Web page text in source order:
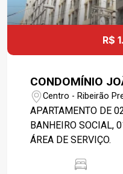
R$
CONDOMÍNIO
Centro - Ribeirão
APARTAMENTO DE
BANHEIRO SOCIAL,
ÁREA DE SERVIÇO.